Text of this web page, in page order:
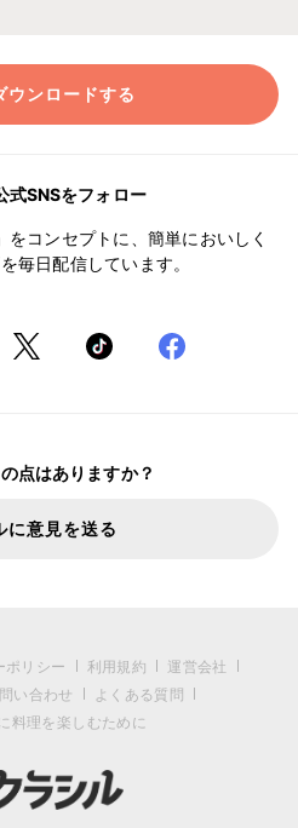
ウンロードする
式SNSをフォロー
をコンセプトに、簡単においしく
毎日配信しています。
点はありますか？
に意見を送る
ポリシー 利用規約
運営会社
い合わせ
よくある質問
料理を楽しむために